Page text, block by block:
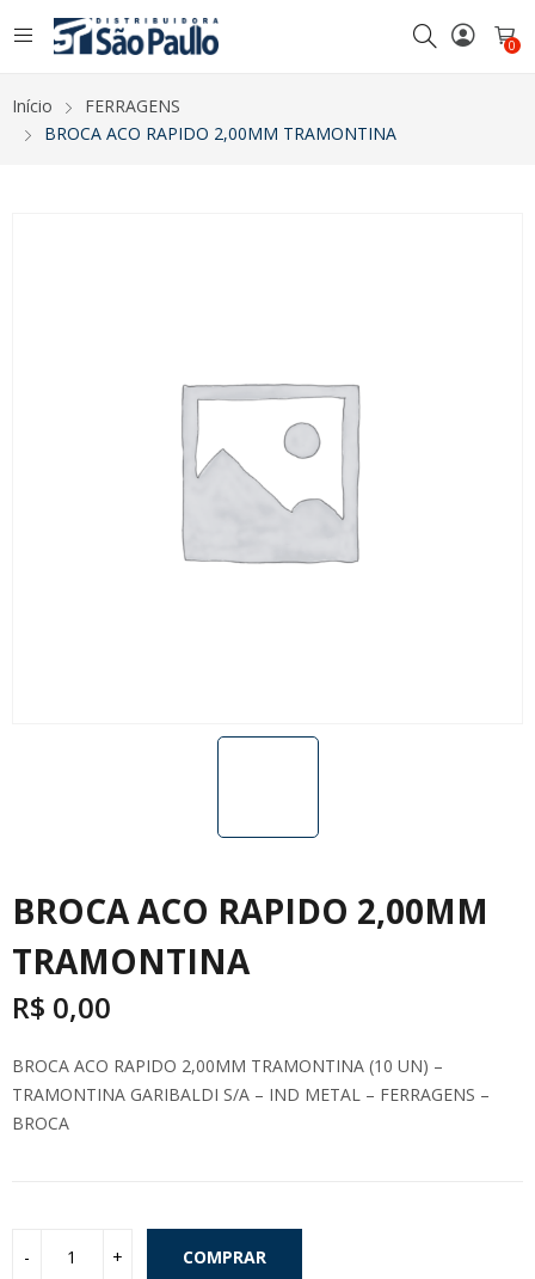
0
Início
FERRAGENS
BROCA ACO RAPIDO 2,00MM TRAMONTINA
BROCA ACO RAPIDO 2,00MM
TRAMONTINA
R$ 0,00
BROCA ACO RAPIDO 2,00MM TRAMONTINA (10 UN) –
TRAMONTINA GARIBALDI S/A – IND METAL – FERRAGENS –
BROCA
COMPRAR